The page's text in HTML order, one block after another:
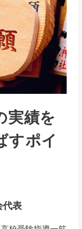
実績を
すポイ
代表